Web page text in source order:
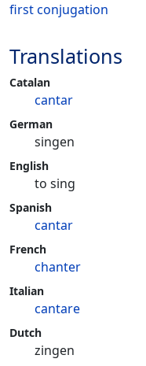
first conjugation
Translations
Catalan
cantar
German
singen
English
to sing
Spanish
cantar
French
chanter
Italian
cantare
Dutch
zingen